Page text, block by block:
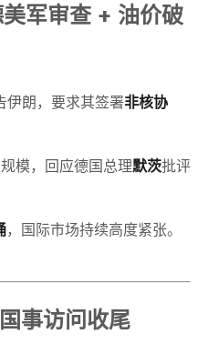
军审查 + 油价破
朗，要求其签署非核协
模，回应德国总理默茨批评
，国际市场持续高度紧张。
事访问收尾